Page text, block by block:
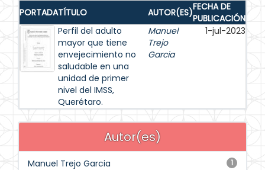
PORTADATÍTULO AUTOR(ES)FECHA DE
PUBLICACIÓN
Perfil del adulto
mayor que tiene
envejecimiento no
saludable en una
unidad de primer
nivel del IMSS,
Querétaro.
Manuel
Trejo
Garcia
1-jul-2023
Autor(es)
1
Manuel Trejo Garcia